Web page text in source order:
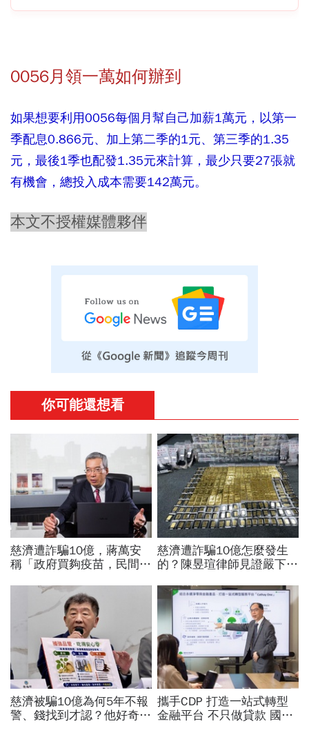
0056月領一萬如何辦到
如果想要利用0056每個月幫自己加薪1萬元，以第一
季配息0.866元、加上第二季的1元、第三季的1.35
元，最後1季也配發1.35元來計算，最少只要27張就
有機會，總投入成本需要142萬元。
本文不授權媒體夥伴